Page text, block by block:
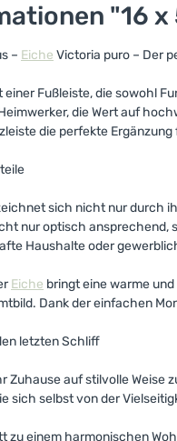
"16 x
– Eiche Victoria puro – Der
Fußleiste, die sowohl
die Wert auf
die perfekte Ergänzung
sich nicht nur durch
nur optisch
Haushalte oder
Eiche bringt eine warme
Dank der einfachen
letzten Schliff
Zuhause auf stilvolle Weise
sich selbst von der
zu einem harmonischen